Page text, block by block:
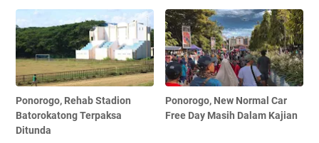
Ponorogo, Rehab Stadion
Batorokatong Terpaksa
Ditunda
Ponorogo, New Normal Car
Free Day Masih Dalam Kajian